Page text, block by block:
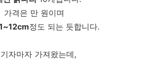
가격은 만 원이며
정도 되는 듯합니다.
자마자 가져왔는데,